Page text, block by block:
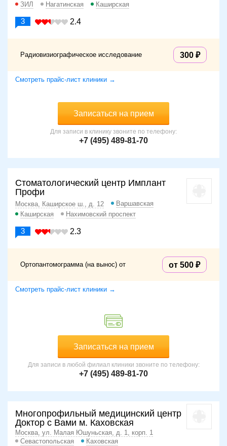
ЗИЛ
Нагатинская Каширская
3 2.4
Радиовизиографическое исследование 300
Смотреть прайс-лист клиники →
Записаться на прием
Для записи в клинику звоните по телефону:
+7 (495) 489-81-70
Стоматологический центр Имплант
Профи
Москва, Каширское ш., д. 12
Варшавская
Каширская
Нахимовский проспект
3 2.3
Ортопантомограмма (на вынос) от от 500
Смотреть прайс-лист клиники →
Записаться на прием
Для записи в любой филиал клиники звоните по телефону:
+7 (495) 489-81-70
Многопрофильный медицинский центр
Доктор с Вами м. Каховская
Москва, ул. Малая Юшуньская, д. 1, корп. 1
Севастопольская
Каховская